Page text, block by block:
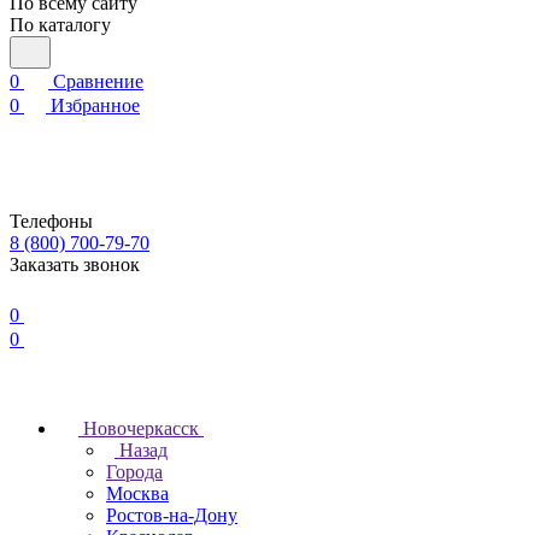
По каталогу
0
Сравнение
0
Избранное
Телефоны
8 (800) 700-79-70
Заказать звонок
0
0
Новочеркаcск
Назад
Города
Москва
Ростов-на-Дону